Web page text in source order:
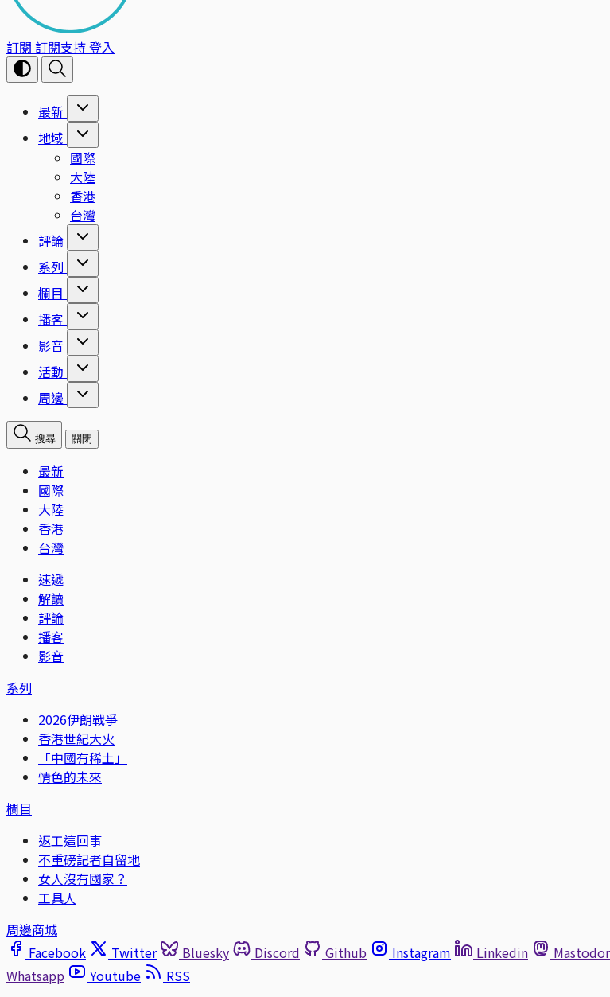
訂閱 訂閱支持登入
最新
地域
國際
大陸
香港
台灣
評論
系列
欄目
播客
影音
活動
周邊
搜尋 關閉
最新
國際
大陸
香港
台灣
速遞
解讀
評論
播客
影音
系列
2026伊朗戰爭
香港世紀大火
「中國有稀土」
情色的未來
欄目
返工這回事
不重磅記者自留地
女人沒有國家？
工具人
周邊商城
Facebook
Twitter Bluesky Discord Github Instagram Linkedin
Whatsapp
Youtube RSS